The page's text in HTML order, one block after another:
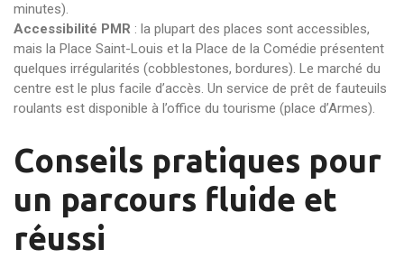
minutes).
Accessibilité PMR : la plupart des places sont accessibles,
mais la Place Saint-Louis et la Place de la Comédie présentent
quelques irrégularités (cobblestones, bordures). Le marché du
centre est le plus facile d’accès. Un service de prêt de fauteuils
roulants est disponible à l’office du tourisme (place d’Armes).
Conseils pratiques pour
un parcours fluide et
réussi